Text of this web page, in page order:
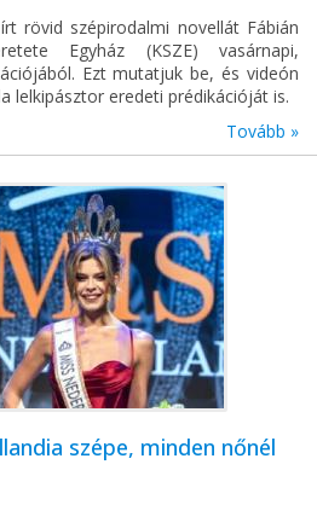
rövid szépirodalmi novellát Fábián
Egyház (KSZE) vasárnapi,
Ezt mutatjuk be, és videón
lelkipásztor eredeti prédikációját is.
Tovább »
szépe, minden nőnél